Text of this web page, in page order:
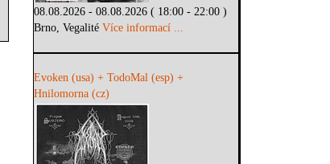
08.08.2026 - 08.08.2026 ( 18:00 - 22:00 )
Brno, VegalitéVíce informací ...
Evoken (usa) + TodoMal (esp) +
Hnilomorna (cz)